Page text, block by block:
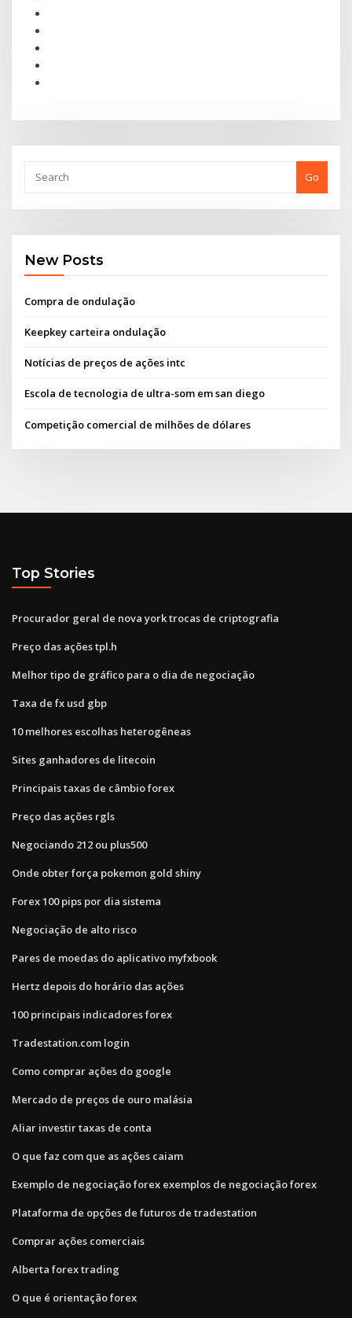
Go
New Posts
Compra de ondulação
Keepkey carteira ondulação
Notícias de preços de ações intc
Escola de tecnologia de ultra-som em san diego
Competição comercial de milhões de dólares
Top Stories
Procurador geral de nova york trocas de criptografia
Preço das ações tpl.h
Melhor tipo de gráfico para o dia de negociação
Taxa de fx usd gbp
10 melhores escolhas heterogêneas
Sites ganhadores de litecoin
Principais taxas de câmbio forex
Preço das ações rgls
Negociando 212 ou plus500
Onde obter força pokemon gold shiny
Forex 100 pips por dia sistema
Negociação de alto risco
Pares de moedas do aplicativo myfxbook
Hertz depois do horário das ações
100 principais indicadores forex
Tradestation.com login
Como comprar ações do google
Mercado de preços de ouro malásia
Aliar investir taxas de conta
O que faz com que as ações caiam
Exemplo de negociação forex exemplos de negociação forex
Plataforma de opções de futuros de tradestation
Comprar ações comerciais
Alberta forex trading
O que é orientação forex